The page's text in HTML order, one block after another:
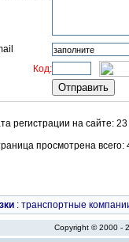
Код:
регистрации на сайте:
просмотрена всего:
: транспортные
Copyright © 2000 -